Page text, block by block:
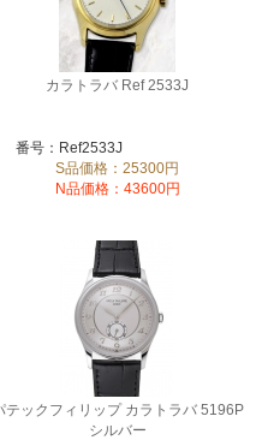
カラトラバ Ref 2533J
番号：Ref2533J
S品価格：25300円
N品価格：43600円
テックフィリップ カラトラバ 5196P
シルバー